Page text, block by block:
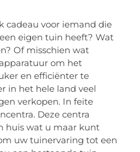
cadeau voor iemand die
eigen tuin heeft? Wat
Of misschien wat
om het
en efficiënter te
in het hele land veel
verkopen. In feite
Deze centra
huis wat u maar kunt
uw tuinervaring tot een